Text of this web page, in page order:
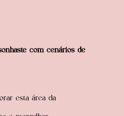
com cenários de
esta área da